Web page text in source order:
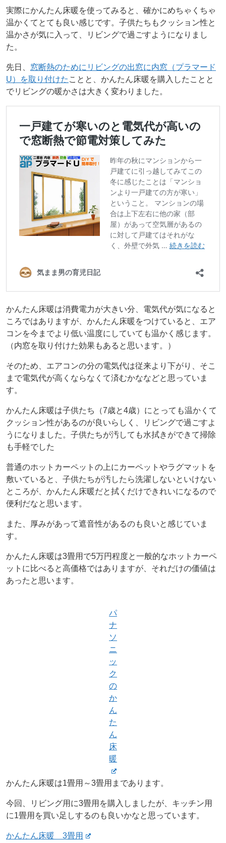
実際にかんたん床暖を使ってみると、確かにめちゃくちゃ
温かくてとても良い感じです。子供たちもクッション性と
温かさが気に入って、リビングで過ごすようになりまし
た。
先日、 窓断熱のためにリビングの出窓に内窓（プラマード
U）を取り付けた ことと、かんたん床暖を購入したことと
でリビングの暖かさは大きく変わりました。
かんたん床暖は消費電力が大きい分、電気代が気になると
ころではありますが、かんたん床暖をつけていると、エア
コンを今までより低い温度にしていても温かく感じます。
（内窓を取り付けた効果もあると思います。）
そのため、エアコンの分の電気代は従来より下がり、そこ
まで電気代が高くならなくて済むかななどと思っていま
す。
かんたん床暖は子供たち（7歳と4歳）にとっても温かくて
クッション性があるのが良いらしく、リビングで過ごすよ
うになりました。子供たちが汚しても水拭きができて掃除
も手軽でした
普通のホットカーペットの上にカーペットやラグマットを
敷いていると、子供たちが汚したら洗濯しないといけない
ところが、かんたん床暖だと拭くだけできれいになるので
便利だなと思います。
また、厚みがあって遮音性があるのも良いと感じていま
す。
かんたん床暖は3畳用で5万円程度と一般的なホットカーペ
ットに比べると高価格ではありますが、それだけの価値は
あったと思います。
パ
ナ
ソ
ニ
ッ
ク
の
か
ん
た
ん
床
暖
かんたん床暖は1畳用～3畳用まであります。
今回、リビング用に3畳用を購入しましたが、キッチン用
に1畳用を買い足しするのも良いかなと思っています。
かんたん床暖 3畳用